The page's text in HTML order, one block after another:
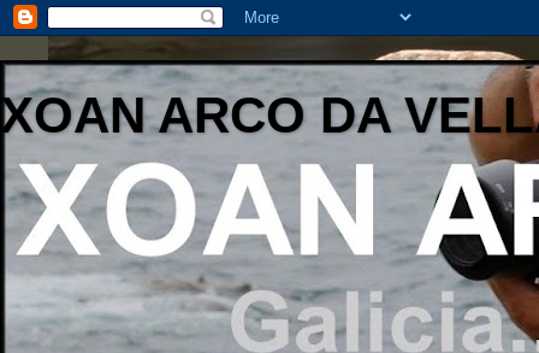
XOAN ARCO DA